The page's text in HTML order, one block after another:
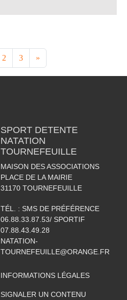
2 3 »
SPORT DETENTE
NATATION
TOURNEFEUILLE
MAISON DES ASSOCIATIONS
PLACE DE LA MAIRIE
31170 TOURNEFEUILLE
TÉL. : SMS DE PRÉFÉRENCE
06.88.33.87.53/ SPORTIF
07.88.43.49.28
NATATION-
TOURNEFEUILLE@ORANGE.FR
INFORMATIONS LÉGALES
SIGNALER UN CONTENU